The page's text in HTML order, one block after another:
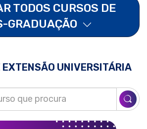
TODOS CURSOS DE
GRADUAÇÃO
EXTENSÃO UNIVERSITÁRIA